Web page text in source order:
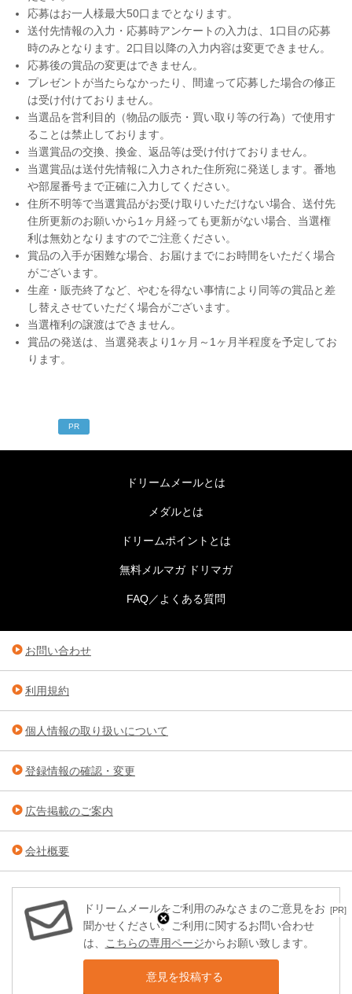
応募はお一人様最大50口までとなります。
送付先情報の入力・応募時アンケートの入力は、1口目の応募
時のみとなります。2口目以降の入力内容は変更できません。
応募後の賞品の変更はできません。
プレゼントが当たらなかったり、間違って応募した場合の修正
は受け付けておりません。
当選品を営利目的（物品の販売・買い取り等の行為）で使用す
ることは禁止しております。
当選賞品の交換、換金、返品等は受け付けておりません。
当選賞品は送付先情報に入力された住所宛に発送します。番地
や部屋番号まで正確に入力してください。
住所不明等で当選賞品がお受け取りいただけない場合、送付先
住所更新のお願いから1ヶ月経っても更新がない場合、当選権
利は無効となりますのでご注意ください。
賞品の入手が困難な場合、お届けまでにお時間をいただく場合
がございます。
生産・販売終了など、やむを得ない事情により同等の賞品と差
し替えさせていただく場合がございます。
当選権利の譲渡はできません。
賞品の発送は、当選発表より1ヶ月～1ヶ月半程度を予定してお
ります。
[PR]
PR
ドリームメールとは
メダルとは
ドリームポイントとは
無料メルマガ ドリマガ
FAQ／よくある質問
お問い合わせ
利用規約
個人情報の取り扱いについて
登録情報の確認・変更
広告掲載のご案内
会社概要
ドリームメールをご利用のみなさまのご意見をお
聞かせください。ご利用に関するお問い合わせ
は、
こちらの専用ページからお願い致します。
意見を投稿する